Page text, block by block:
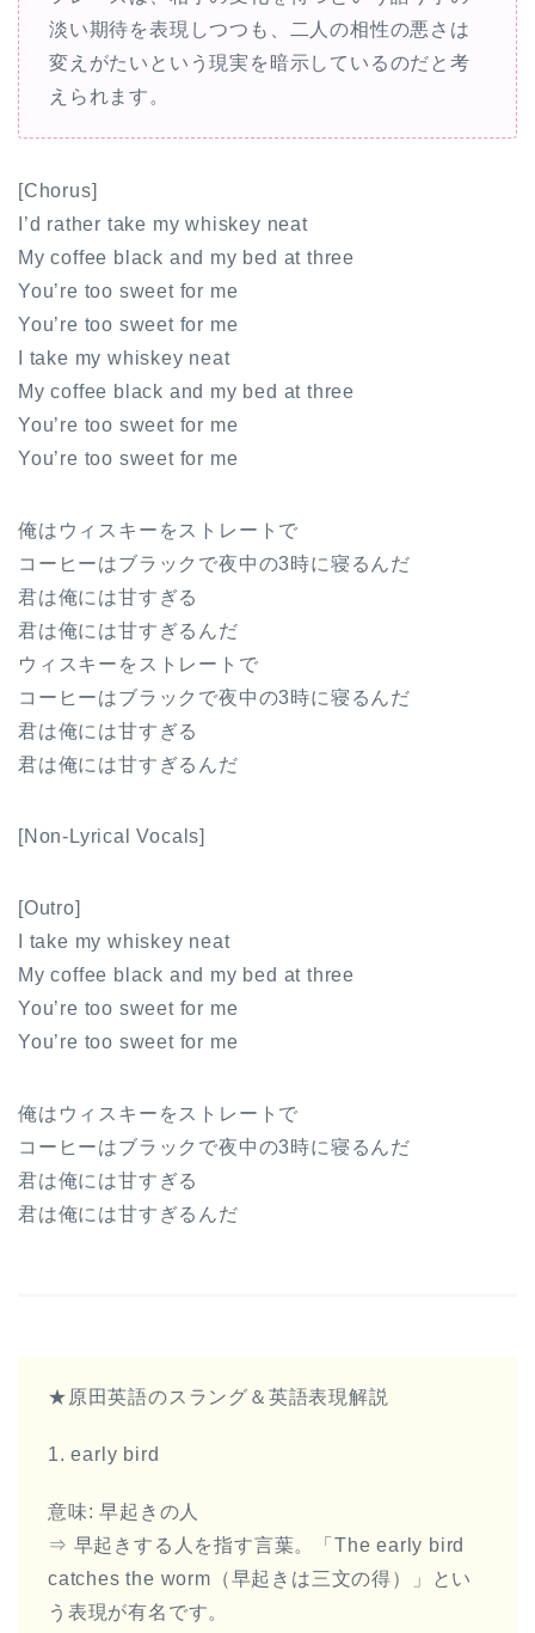
淡い期待を表現しつつも、二人の相性の悪さは
変えがたいという現実を暗示しているのだと考
えられます。
[Chorus]
I’d rather take my whiskey neat
My coffee black and my bed at three
You’re too sweet for me
You’re too sweet for me
I take my whiskey neat
My coffee black and my bed at three
You’re too sweet for me
You’re too sweet for me
俺はウィスキーをストレートで
コーヒーはブラックで夜中の3時に寝るんだ
君は俺には甘すぎる
君は俺には甘すぎるんだ
ウィスキーをストレートで
コーヒーはブラックで夜中の3時に寝るんだ
君は俺には甘すぎる
君は俺には甘すぎるんだ
[Non-Lyrical Vocals]
[Outro]
I take my whiskey neat
My coffee black and my bed at three
You’re too sweet for me
You’re too sweet for me
俺はウィスキーをストレートで
コーヒーはブラックで夜中の3時に寝るんだ
君は俺には甘すぎる
君は俺には甘すぎるんだ
★原田英語のスラング＆英語表現解説
1. early bird
意味: 早起きの人
⇒ 早起きする人を指す言葉。「The early bird
catches the worm（早起きは三文の得）」とい
う表現が有名です。